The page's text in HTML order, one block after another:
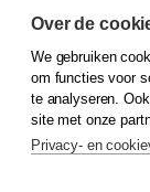
© 2026Koninklijke
Klantenservice
Service &
Contact
Over de
We gebruiken
om functies voor
te analyseren.
site met onze
Privacy- en